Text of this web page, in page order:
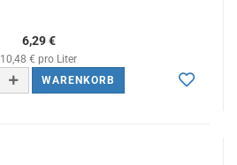
6,29 €
10,48 € pro Liter
WARENKORB